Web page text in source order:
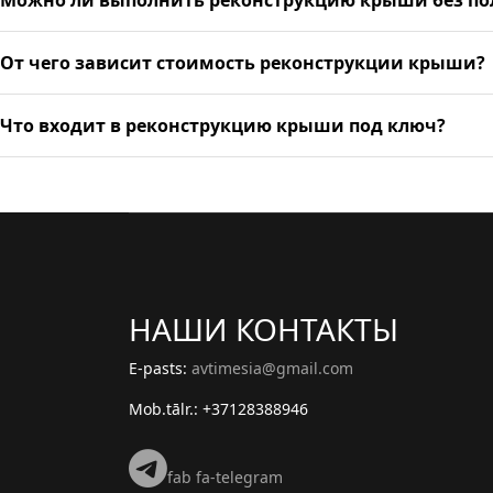
От чего зависит стоимость реконструкции крыши?
Что входит в реконструкцию крыши под ключ?
НАШИ КОНТАКТЫ
E-pasts: avtimesia@gmail.com
Mob.tālr.: +37128388946
fab fa-telegram